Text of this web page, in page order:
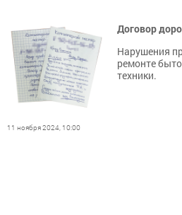
Договор
Нарушения
ремонте
техники.
11 ноября 2024, 10:00